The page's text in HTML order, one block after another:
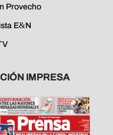
Provecho
E&N
IMPRESA